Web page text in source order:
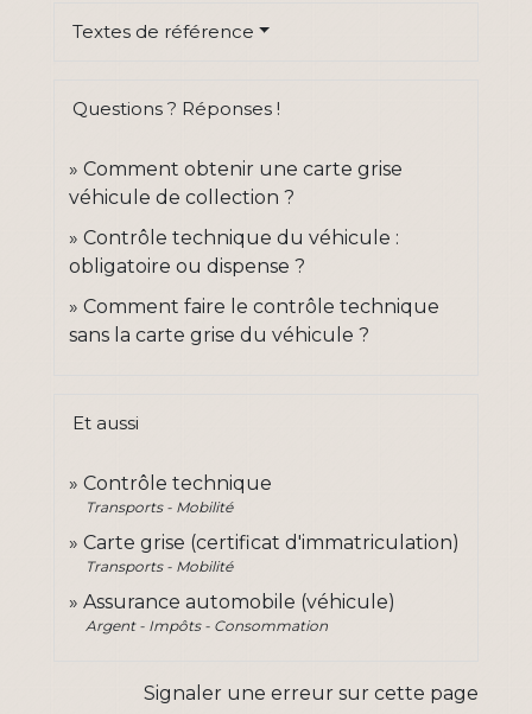
Textes de référence
Questions ? Réponses !
Comment obtenir une carte grise
véhicule de collection ?
Contrôle technique du véhicule :
obligatoire ou dispense ?
Comment faire le contrôle technique
sans la carte grise du véhicule ?
Et aussi
Contrôle technique
Transports - Mobilité
Carte grise (certificat d'immatriculation)
Transports - Mobilité
Assurance automobile (véhicule)
Argent - Impôts - Consommation
Signaler une erreur sur cette page